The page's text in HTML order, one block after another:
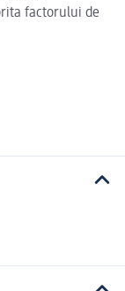
factorului de